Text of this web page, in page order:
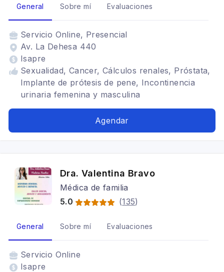
General Sobre mí Evaluaciones
Servicio Online, Presencial
Av. La Dehesa 440
Isapre
Sexualidad, Cancer, Cálculos renales, Próstata,
Implante de prótesis de pene, Incontinencia
urinaria femenina y masculina
Agendar
Dra. Valentina Bravo
Médica de familia
5.0
(135)
General Sobre mí Evaluaciones
Servicio Online
Isapre